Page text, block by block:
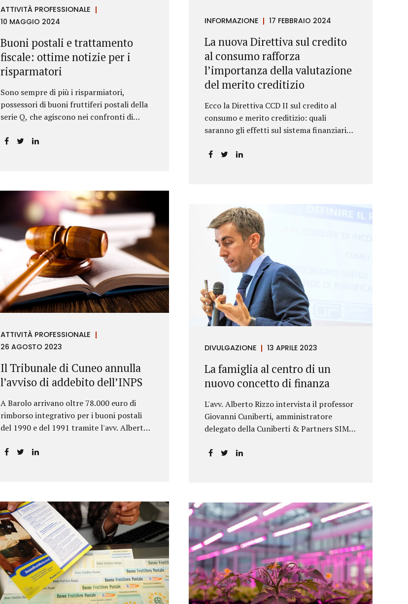
Package), tra cui il Regolamento
Antiriciclaggio e la Direttiva AML;
all’AMLA, ovvero alla nuova Autorità
europea che inizierà...
ATTIVITÀ PROFESSIONALE
10 MAGGIO 2024
Buoni postali e trattamento
fiscale: ottime notizie per i
risparmatori
Sono sempre di più i risparmiatori,
possessori di buoni fruttiferi postali della
serie Q, che agiscono nei confronti di
INFORMAZIONE 17 FEBBRAIO 2024
La nuova Direttiva sul credito
al consumo rafforza
l’importanza della valutazione
del merito creditizio
Ecco la Direttiva CCD II sul credito al
consumo e merito creditizio: quali
saranno gli effetti sul sistema finanziario e
ATTIVITÀ PROFESSIONALE
26 AGOSTO 2023
Il Tribunale di Cuneo annulla
l’avviso di addebito dell’INPS
A Barolo arrivano oltre 78.000 euro di
rimborso integrativo per i buoni postali
del 1990 e del 1991 tramite l'avv. Alberto
DIVULGAZIONE 13 APRILE 2023
La famiglia al centro di un
nuovo concetto di finanza
L'avv. Alberto Rizzo intervista il professor
Giovanni Cuniberti, amministratore
delegato della Cuniberti & Partners SIM